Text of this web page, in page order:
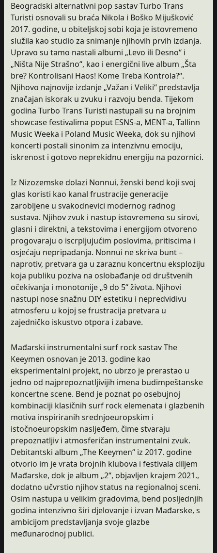
Beogradski alternativni pop sastav Turbo Trans
Turisti osnovali su braća Nikola i Boško Mijušković
2017. godine, u obiteljskoj sobi koja je istovremeno
služila kao studio za snimanje njihovih prvih izdanja.
Upravo su tamo nastali albumi „Levo ili Desno“ i
„Ništa Nije Strašno“, kao i energični live album „Šta
bre? Kontrolisani Haos! Kome Treba Kontrola?“.
Njihovo najnovije izdanje „Važan i Veliki“ predstavlja
značajan iskorak u zvuku i razvoju benda. Tijekom
godina Turbo Trans Turisti nastupali su na brojnim
showcase festivalima poput ESNS-a, MENT-a, Tallinn
Music Weeka i Poland Music Weeka, dok su njihovi
koncerti postali sinonim za intenzivnu emociju,
iskrenost i gotovo neprekidnu energiju na pozornici.
Iz Nizozemske dolazi Nonnui, ženski bend koji svoj
glas koristi kao kanal frustracije generacije
zarobljene u svakodnevici modernog radnog
sustava. Njihov zvuk i nastup istovremeno su sirovi,
glasni i direktni, a tekstovima i energijom otvoreno
progovaraju o iscrpljujućim poslovima, pritiscima i
osjećaju nepripadanja. Nonnui ne skriva bunt –
naprotiv, pretvara ga u zaraznu koncertnu eksploziju
koja publiku poziva na oslobađanje od društvenih
očekivanja i monotonije „9 do 5“ života. Njihovi
nastupi nose snažnu DIY estetiku i nepredvidivu
atmosferu u kojoj se frustracija pretvara u
zajedničko iskustvo otpora i zabave.
Mađarski instrumentalni surf rock sastav The
Keeymen osnovan je 2013. godine kao
eksperimentalni projekt, no ubrzo je prerastao u
jedno od najprepoznatljivijih imena budimpeštanske
koncertne scene. Bend je poznat po osebujnoj
kombinaciji klasičnih surf rock elemenata i glazbenih
motiva inspiriranih srednjoeuropskim i
istočnoeuropskim nasljeđem, čime stvaraju
prepoznatljiv i atmosferičan instrumentalni zvuk.
Debitantski album „The Keeymen“ iz 2017. godine
otvorio im je vrata brojnih klubova i festivala diljem
Mađarske, dok je album „2“, objavljen krajem 2021.,
dodatno učvrstio njihov status na regionalnoj sceni.
Osim nastupa u velikim gradovima, bend posljednjih
godina intenzivno širi djelovanje i izvan Mađarske, s
ambicijom predstavljanja svoje glazbe
međunarodnoj publici.